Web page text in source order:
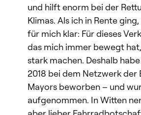
und hilft enorm bei der
Klimas. Als ich in Rente
für mich klar: Für dieses
das mich immer bewegt
stark machen. Deshalb
2018 bei dem Netzwerk der
Mayors beworben – und
aufgenommen. In Witten